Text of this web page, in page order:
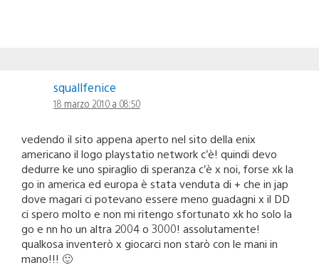
squallfenice
18 marzo 2010 a 08:50
vedendo il sito appena aperto nel sito della enix
americano il logo playstatio network c’è! quindi devo
dedurre ke uno spiraglio di speranza c’è x noi, forse xk la
go in america ed europa è stata venduta di + che in jap
dove magari ci potevano essere meno guadagni x il DD
ci spero molto e non mi ritengo sfortunato xk ho solo la
go e nn ho un altra 2004 o 3000! assolutamente!
qualkosa inventerò x giocarci non starò con le mani in
mano!!! 🙂